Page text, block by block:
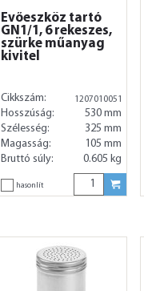
Evőeszköz tartó
GN1/1, 6 rekeszes,
szürke műanyag
kivitel
Cikkszám: 1207010051
Hosszúság:
530 mm
Szélesség:
325 mm
Magasság:
105 mm
Bruttó súly:
0.605 kg
hasonlít